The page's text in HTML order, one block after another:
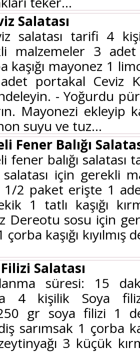
Salatası
salatası tarifi 4
malzemeler 3
kaşığı mayonez 1
portakal Ceviz
- Yoğurdu
Mayonezi ekleyip
suyu ve tuz...
Fener Balığı
fener balığı
salatası için gerekli
1/2 paket erişte 1
1 tatlı kaşığı
Dereotu sosu için
çorba kaşığı
Salatası
süresi: 15
4 kişilik Soya
gr soya filizi 1
sarımsak 1 çorba
zeytinyağı 3 küçük